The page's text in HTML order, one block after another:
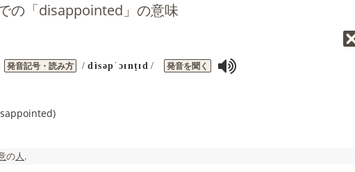
の「disappointed」の意味
発音記号・読み方 / dìsəpˈɔɪnṭɪd / 発音を聞く
の人.